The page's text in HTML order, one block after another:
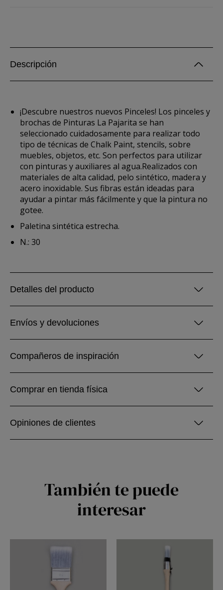
Descripción
¡Descubre nuestros nuevos Pinceles! Los pinceles y
brochas de Pinturas La Pajarita se han
seleccionado cuidadosamente para realizar todo
tipo de técnicas de Chalk Paint, stencils, sobre
muebles, objetos, etc. Son perfectos para utilizar
con pinturas y auxiliares al agua.Realizados con
materiales de alta calidad, pelo sintético, madera y
acero inoxidable. Sus fibras están ideadas para
ayudar a pintar más fácilmente y que la pintura no
gotee.
Paletina sintética estrecha.
N.: 30
Detalles del producto
Envíos y devoluciones
Compañeros de inspiración
Comprar en tienda física
Opiniones de clientes
También te puede
interesar